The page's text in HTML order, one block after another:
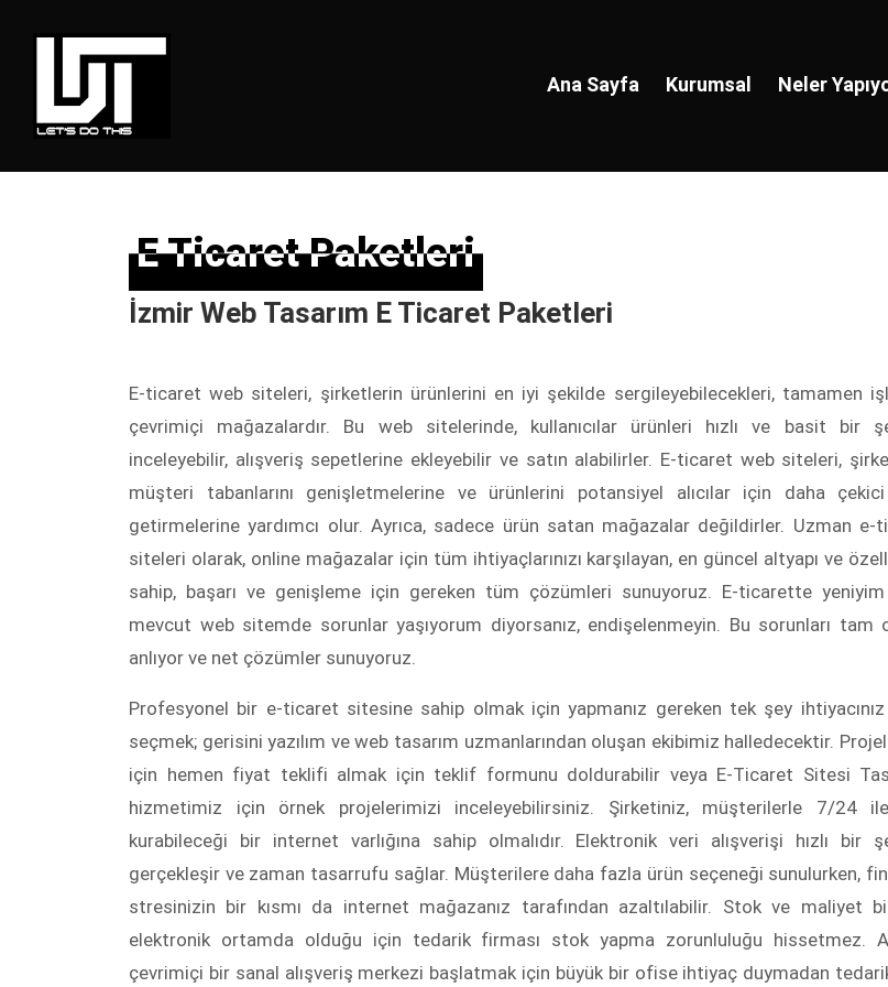
Ana Sayfa Kurumsal Neler
E Ticaret Paketleri
E Ticaret Paketleri
İzmir Web Tasarım E Ticaret Paketleri
E-ticaret web siteleri, şirketlerin ürünlerini en iyi şekilde sergileyebilecekleri, tamamen
çevrimiçi mağazalardır. Bu web sitelerinde, kullanıcılar ürünleri hızlı ve basit bir
inceleyebilir, alışveriş sepetlerine ekleyebilir ve satın alabilirler. E-ticaret web siteleri,
müşteri tabanlarını genişletmelerine ve ürünlerini potansiyel alıcılar için daha
getirmelerine yardımcı olur. Ayrıca, sadece ürün satan mağazalar değildirler. Uzman e-
siteleri olarak, online mağazalar için tüm ihtiyaçlarınızı karşılayan, en güncel altyapı ve
sahip, başarı ve genişleme için gereken tüm çözümleri sunuyoruz. E-ticarette
mevcut web sitemde sorunlar yaşıyorum diyorsanız, endişelenmeyin. Bu sorunları tam
anlıyor ve net çözümler sunuyoruz.
Profesyonel bir e-ticaret sitesine sahip olmak için yapmanız gereken tek şey ihtiyacınız
seçmek; gerisini yazılım ve web tasarım uzmanlarından oluşan ekibimiz halledecektir.
için hemen fiyat teklifi almak için teklif formunu doldurabilir veya E-Ticaret Sitesi
hizmetimiz için örnek projelerimizi inceleyebilirsiniz. Şirketiniz, müşterilerle 7/24
kurabileceği bir internet varlığına sahip olmalıdır. Elektronik veri alışverişi hızlı bir
gerçekleşir ve zaman tasarrufu sağlar. Müşterilere daha fazla ürün seçeneği sunulurken,
stresinizin bir kısmı da internet mağazanız tarafından azaltılabilir. Stok ve maliyet
elektronik ortamda olduğu için tedarik firması stok yapma zorunluluğu hissetmez.
çevrimiçi bir sanal alışveriş merkezi başlatmak için büyük bir ofise ihtiyaç duymadan